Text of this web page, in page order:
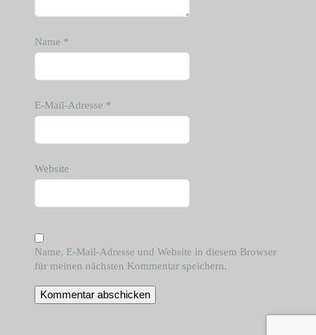
Name *
E-Mail-Adresse *
Website
Name, E-Mail-Adresse und Website in diesem Browser
für meinen nächsten Kommentar speichern.